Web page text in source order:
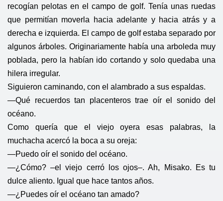
recogían pelotas en el campo de golf. Tenía unas ruedas
que permitían moverla hacia adelante y hacia atrás y a
derecha e izquierda. El campo de golf estaba separado por
algunos árboles. Originariamente había una arboleda muy
poblada, pero la habían ido cortando y solo quedaba una
hilera irregular.
Siguieron caminando, con el alambrado a sus espaldas.
—Qué recuerdos tan placenteros trae oír el sonido del
océano.
Como quería que el viejo oyera esas palabras, la
muchacha acercó la boca a su oreja:
—Puedo oír el sonido del océano.
—¿Cómo? –el viejo cerró los ojos–. Ah, Misako. Es tu
dulce aliento. Igual que hace tantos años.
—¿Puedes oír el océano tan amado?